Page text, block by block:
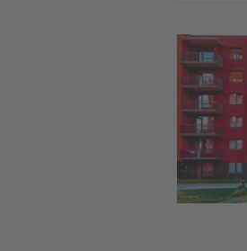
Image